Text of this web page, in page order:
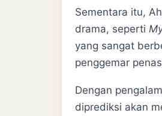
Sementara itu,
drama, seperti
yang sangat
penggemar
Dengan
diprediksi akan